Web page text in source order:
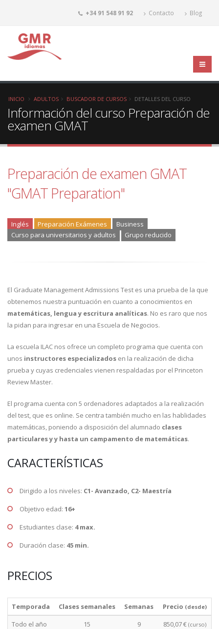
+34 91 548 91 92 Contacto Blog
INICIO ADULTOS BUSCADOR DE CURSOS DETALLES DEL CURSO
Información del curso Preparación de
examen GMAT
Preparación de examen GMAT
"GMAT Preparation"
Inglés Preparación Exámenes
Business
Curso para universitarios y adultos
Grupo reducido
El Graduate Management Admissions Test es una prueba de la que
obtenemos nuestra puntuación en cuanto a conocimientos en
matemáticas, lengua y escritura analíticas. No es raro que nos
la pidan para ingresar en una Escuela de Negocios.
La escuela ILAC nos ofrece un completo programa que cuenta con
unos instructores especializados en la realización de dicha
prueba y cuyas credenciales vienen respaldadas por el Princeton
Review Master.
El programa cuenta con 5 ordenadores adaptados a la realización
del test, que es online. Se centra también mucho en las hablidades
matemáticas, poniendo a disposición del alumnado clases
particulares y y hasta un campamento de matemáticas.
CARACTERÍSTICAS
Dirigido a los niveles: C1- Avanzado, C2- Maestría
Objetivo edad: 16+
Estudiantes clase: 4 max.
Duración clase: 45 min.
PRECIOS
Temporada Clases semanales Semanas Precio (desde)
Todo el año 15 9 850,07 € (curso)